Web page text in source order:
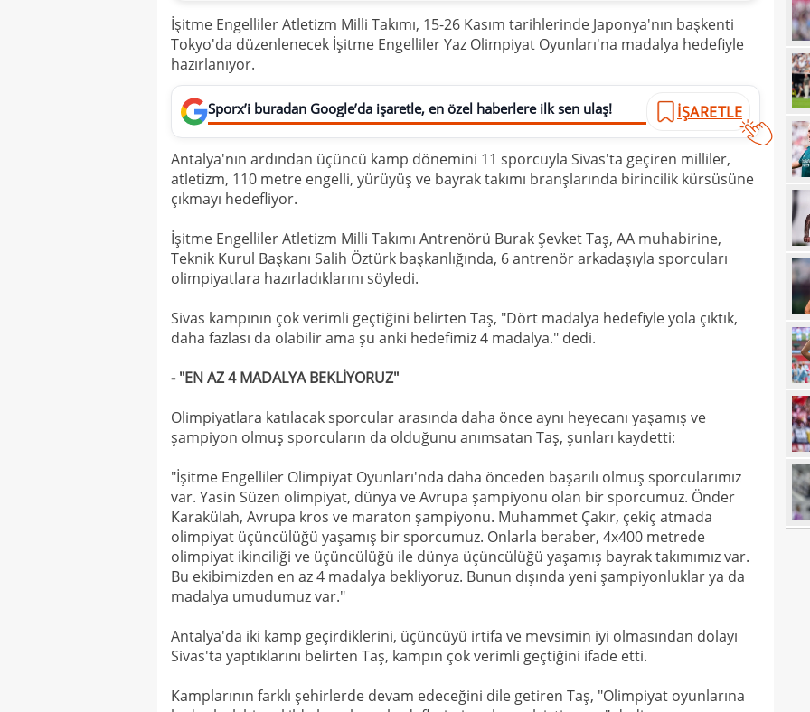
İşitme Engelliler Atletizm Milli Takımı, 15-26 Kasım tarihlerinde Japonya'nın başkenti
Tokyo'da düzenlenecek İşitme Engelliler Yaz Olimpiyat Oyunları'na madalya hedefiyle
hazırlanıyor.
Sporx’i buradan Google’da işaretle, en özel haberlere ilk sen ulaş! İŞARETLE
Antalya'nın ardından üçüncü kamp dönemini 11 sporcuyla Sivas'ta geçiren milliler,
atletizm, 110 metre engelli, yürüyüş ve bayrak takımı branşlarında birincilik kürsüsüne
çıkmayı hedefliyor.
İşitme Engelliler Atletizm Milli Takımı Antrenörü Burak Şevket Taş, AA muhabirine,
Teknik Kurul Başkanı Salih Öztürk başkanlığında, 6 antrenör arkadaşıyla sporcuları
olimpiyatlara hazırladıklarını söyledi.
Sivas kampının çok verimli geçtiğini belirten Taş, "Dört madalya hedefiyle yola çıktık,
daha fazlası da olabilir ama şu anki hedefimiz 4 madalya." dedi.
- "EN AZ 4 MADALYA BEKLİYORUZ"
Olimpiyatlara katılacak sporcular arasında daha önce aynı heyecanı yaşamış ve
şampiyon olmuş sporcuların da olduğunu anımsatan Taş, şunları kaydetti:
"İşitme Engelliler Olimpiyat Oyunları'nda daha önceden başarılı olmuş sporcularımız
var. Yasin Süzen olimpiyat, dünya ve Avrupa şampiyonu olan bir sporcumuz. Önder
Karakülah, Avrupa kros ve maraton şampiyonu. Muhammet Çakır, çekiç atmada
olimpiyat üçüncülüğü yaşamış bir sporcumuz. Onlarla beraber, 4x400 metrede
olimpiyat ikinciliği ve üçüncülüğü ile dünya üçüncülüğü yaşamış bayrak takımımız var.
Bu ekibimizden en az 4 madalya bekliyoruz. Bunun dışında yeni şampiyonluklar ya da
madalya umudumuz var."
Antalya'da iki kamp geçirdiklerini, üçüncüyü irtifa ve mevsimin iyi olmasından dolayı
Sivas'ta yaptıklarını belirten Taş, kampın çok verimli geçtiğini ifade etti.
Kamplarının farklı şehirlerde devam edeceğini dile getiren Taş, "Olimpiyat oyunlarına